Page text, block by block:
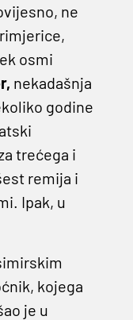
ne
osmi
nekadašnja
godine
trećega i
remija i
Ipak, u
kojega
je u